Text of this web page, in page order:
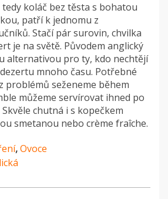
tedy koláč bez těsta s bohatou
patří k jednomu z
Stačí pár surovin, chvilka
je na světě. Původem anglický
alternativou pro ty, kdo nechtějí
mnoho času. Potřebné
problémů seženeme během
můžeme servírovat ihned po
chutná i s kopečkem
smetanou nebo crème fraîche.
,Ovoce